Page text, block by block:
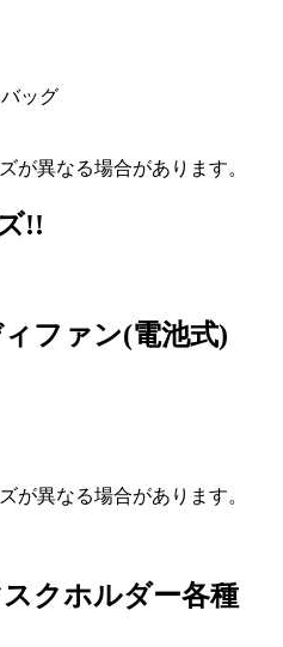
ッグ
が異なる場合があります。
!!
ファン(電池式)
が異なる場合があります。
クホルダー各種